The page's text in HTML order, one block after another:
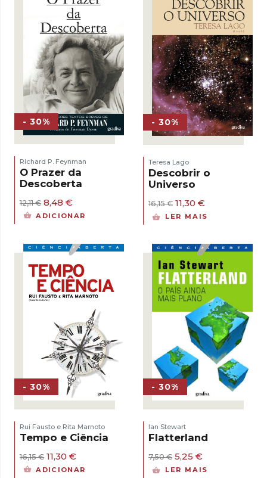
- 30%
Richard P. Feynman
O Prazer da
Descoberta
12,11€ O
preço
12,11 €.
8,48 €
preço
8,48 €.
ADICIONAR
- 30%
Teresa Lago
Descobrir o
Universo
16,15€ O
preço
16,15 €.
11,30 €
preço
11,30 €.
LER MAIS
- 30%
Rui Fausto e Rita Marnoto
Tempo e Ciência
16,15€ O
preço
11,30 €
preço
ADICIONAR
- 30%
Ian Stewart
Flatterland
7,50€ O
preço
5,25 €
preço
LER MAIS